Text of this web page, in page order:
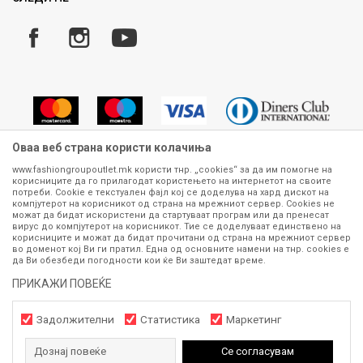
Плаќање
Сите информации околу производите кои се изложени на нашата
онлајн продавница се стремиме да бидат конкретни, точни и прецизни,
меѓутоа не можеме да гарантираме дека се без ниту една грешка или
пак дека сите производи во моментот се достапни на залиха.
Фотографиите се најверодостојниот приказ на производот. Доколку
дојде до потреба за замена на производ или рефундација, процедурата
контактирајте не на телефонскиот број 070 275 363 или на е-
маилoutlet@fashiongroup.com.mkодпонеделник до петок (08-16ч)
и сабота (10-15ч)
©2026https://www.fashiongroupoutlet.mk/, Изработено од
Оваа веб страна користи колачиња
www.fashiongroupoutlet.mk користи тнр. „cookies“ за да им помогне на
корисниците да го прилагодат користењето на интернетот на своите
потреби. Cookie е текстуален фајл кој се доделува на хард дискот на
компјутерот на корисникот од страна на мрежниот сервер. Cookies не
можат да бидат искористени да стартуваат програм или да пренесат
вирус до компјутерот на корисникот. Тие се доделуваат единствено на
корисниците и можат да бидат прочитани од страна на мрежниот сервер
во доменот кој Ви ги пратил. Една од основните намени на тнр. сookies е
да Ви обезбеди погодности кои ќе Ви заштедат време.
ПРИКАЖИ ПОВЕЌЕ
Задолжителни Статистика Маркетинг
Дознај повеќе Се согласувам